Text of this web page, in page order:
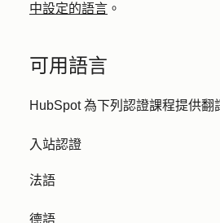
中設定的語言 。
可用語言
HubSpot 為下列認證課程提供翻
入站認證
法語
德語